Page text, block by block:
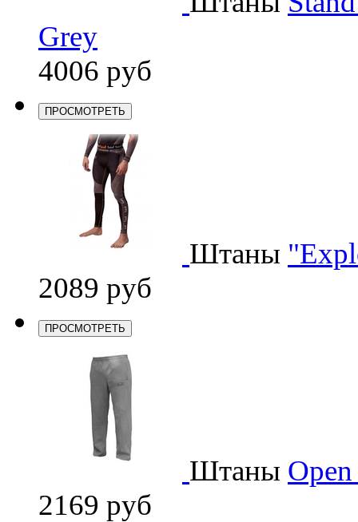
Grey
4006 руб
ПРОСМОТРЕТЬ
Штаны
2089 руб
ПРОСМОТРЕТЬ
Штаны
2169 руб